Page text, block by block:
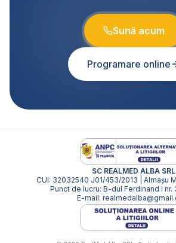
Sună acum
Programare online
SC REALMED ALBA SRL
CUI: 32032540 J01/453/2013 | Almașu
Punct de lucru: B-dul Ferdinand I nr.
E-mail: